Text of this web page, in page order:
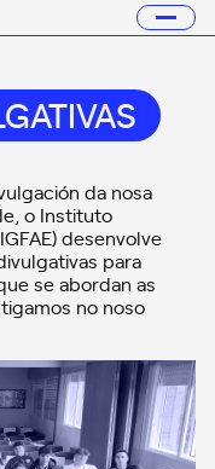
da nosa
o Instituto
desenvolve
para
se abordan as
no noso